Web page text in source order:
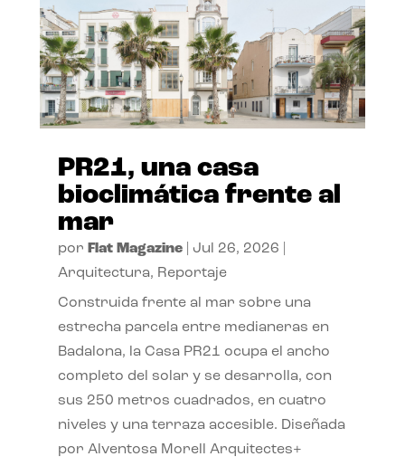
PR21, una casa
bioclimática frente al
mar
por Flat Magazine| Jul 26, 2026
Arquitectura, Reportaje
Construida frente al mar sobre una
estrecha parcela entre medianeras en
Badalona, la Casa PR21 ocupa el ancho
completo del solar y se desarrolla, con
sus 250 metros cuadrados, en cuatro
niveles y una terraza accesible. Diseñada
por Alventosa Morell Arquitectes+